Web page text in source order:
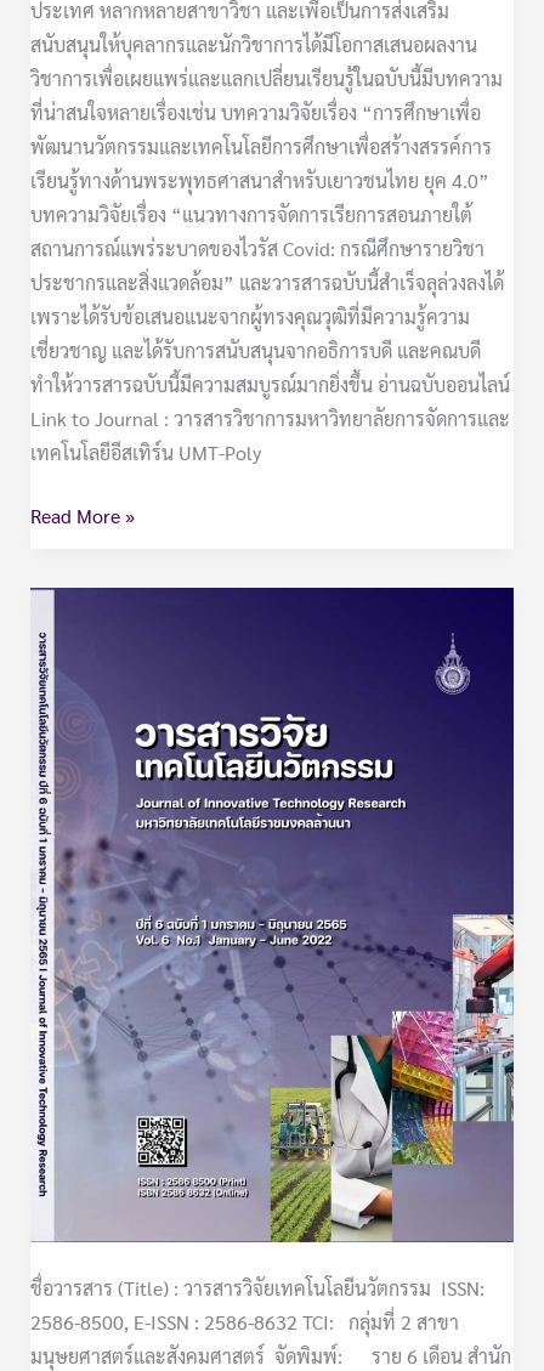
ประเทศ หลากหลายสาขาวิชา และเพื่อเป็นการส่งเสริม
สนับสนุนให้บุคลากรและนักวิชาการได้มีโอกาสเสนอผลงาน
วิชาการเพื่อเผยแพร่และแลกเปลี่ยนเรียนรู้ในฉบับนี้มีบทความ
ที่น่าสนใจหลายเรื่องเช่น บทความวิจัยเรื่อง “การศึกษาเพื่อ
พัฒนานวัตกรรมและเทคโนโลยีการศึกษาเพื่อสร้างสรรค์การ
เรียนรู้ทางด้านพระพุทธศาสนาสำหรับเยาวชนไทย ยุค 4.0”
บทความวิจัยเรื่อง “แนวทางการจัดการเรียการสอนภายใต้
สถานการณ์แพร่ระบาดของไวรัส Covid: กรณีศึกษารายวิชา
ประชากรและสิ่งแวดล้อม” และวารสารฉบับนี้สำเร็จลุล่วงลงได้
เพราะได้รับข้อเสนอแนะจากผู้ทรงคุณวุฒิที่มีความรู้ความ
เชี่ยวชาญ และได้รับการสนับสนุนจากอธิการบดี และคณบดี
ทำให้วารสารฉบับนี้มีความสมบูรณ์มากยิ่งขึ้น อ่านฉบับออนไลน์
Link to Journal : วารสารวิชาการมหาวิทยาลัยการจัดการและ
เทคโนโลยีอีสเทิร์น UMT-Poly
Read More »
ชื่อวารสาร (Title) : วารสารวิจัยเทคโนโลยีนวัตกรรม ISSN:
2586-8500, E-ISSN : 2586-8632 TCI: กลุ่มที่ 2 สาขา
มนุษยศาสตร์และสังคมศาสตร์ จัดพิมพ์: ราย 6 เดือน สำนัก
วิจัย
เทคโนโลยี
นวัตกรรม